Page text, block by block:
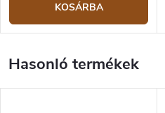
KOSÁRBA